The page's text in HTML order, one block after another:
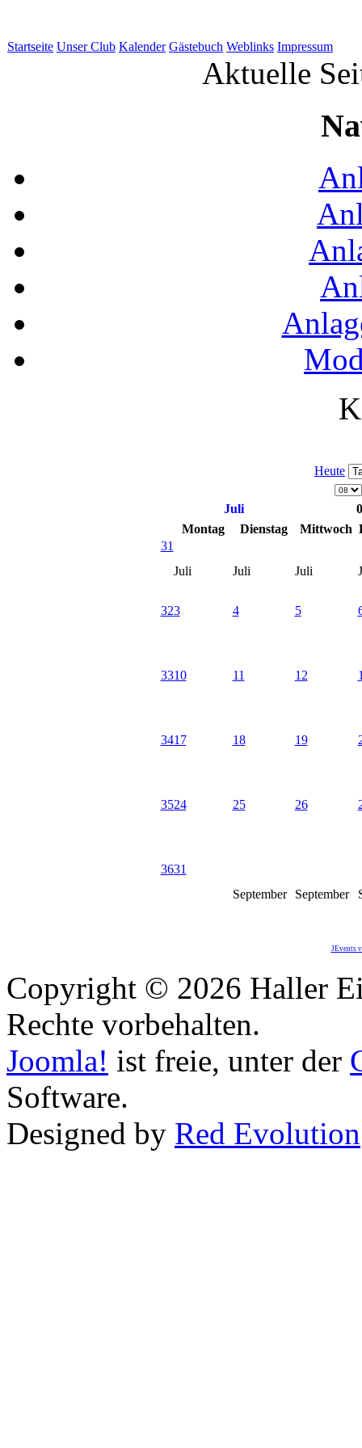
Startseite Unser Club Kalender Gästebuch Weblinks Impressum
Aktuelle
Heute
Juli
Montag
Dienstag Mittwoch
31
Juli
Juli Juli
323 4 5
3310 11 12
3417 18 19
3524 25 26
3631
September
September
JEvents
Copyright © 2026 Haller
Rechte vorbehalten.
Joomla! ist freie, unter der
Software.
Designed by Red Evolution